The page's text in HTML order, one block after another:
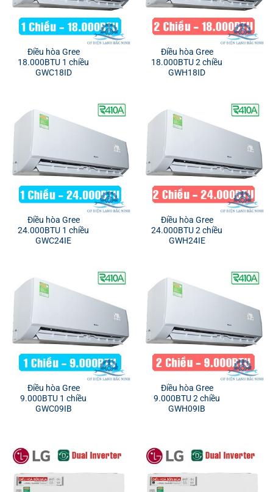
Điều hòa Gree
18.000BTU 1 chiều
GWC18ID
Điều hòa Gree
18.000BTU 2 chiều
GWH18ID
Điều hòa Gree
24.000BTU 1 chiều
GWC24IE
Điều hòa Gree
24.000BTU 2 chiều
GWH24IE
Điều hòa Gree
9.000BTU 1 chiều
GWC09IB
Điều hòa Gree
9.000BTU 2 chiều
GWH09IB